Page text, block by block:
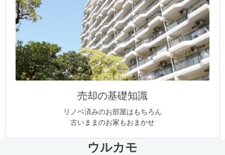
売却の基礎知識
リノベ済みのお部屋はもちろん
古いままのお家もおまかせ
ウルカモ